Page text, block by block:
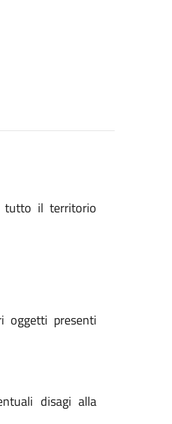
tutto il territorio
oggetti presenti
disagi alla